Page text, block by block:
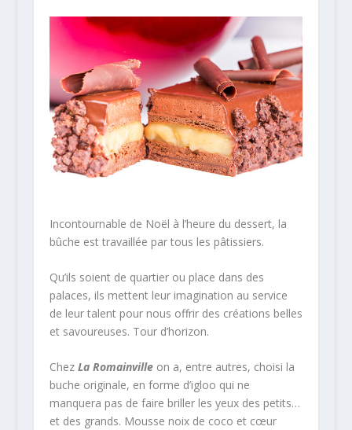
Incontournable de Noël à l’heure du dessert, la
bûche est travaillée par tous les pâtissiers.
Qu’ils soient de quartier ou place dans des
palaces, ils mettent leur imagination au service
de leur talent pour nous offrir des créations belles
et savoureuses. Tour d’horizon.
Chez La Romainvilleon a, entre autres, choisi la
buche originale, en forme d’igloo qui ne
manquera pas de faire briller les yeux des petits…
et des grands. Mousse noix de coco et cœur